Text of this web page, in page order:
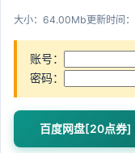
大小：64.00Mb更新时间
账号：
密码：
百度网盘[20点券]